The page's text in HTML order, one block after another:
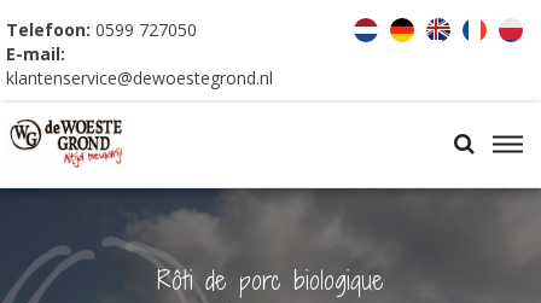
Telefoon: 0599 727050
E-mail:
klantenservice@dewoestegrond.nl
Rôti de porc biologique